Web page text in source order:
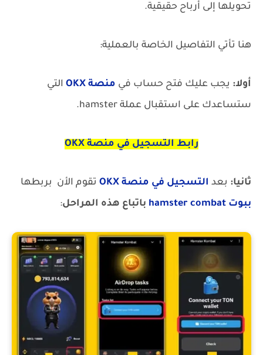
تحويلها إلى أرباح حقيقية.
هنا تأتي التفاصيل الخاصة بالعملية:
أولا: يجب عليك فتح حساب في منصة OKX
التي
ستساعدك على استقبال عملة hamster.
رابط التسجيل في منصة OKX
ثانيا: بعد التسجيل في منصة OKX
تقوم الأن بربطها
ببوت hamster combat
باتباع هذه المراحل: